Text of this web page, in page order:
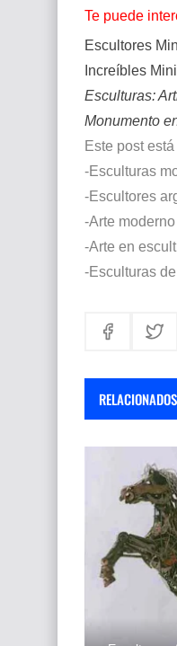
Te puede
Escultores
Increíbles
Esculturas:
Monumento
Este post
-Esculturas
-Escultores
-Arte
-Arte en
-Esculturas
RELACIONADOS